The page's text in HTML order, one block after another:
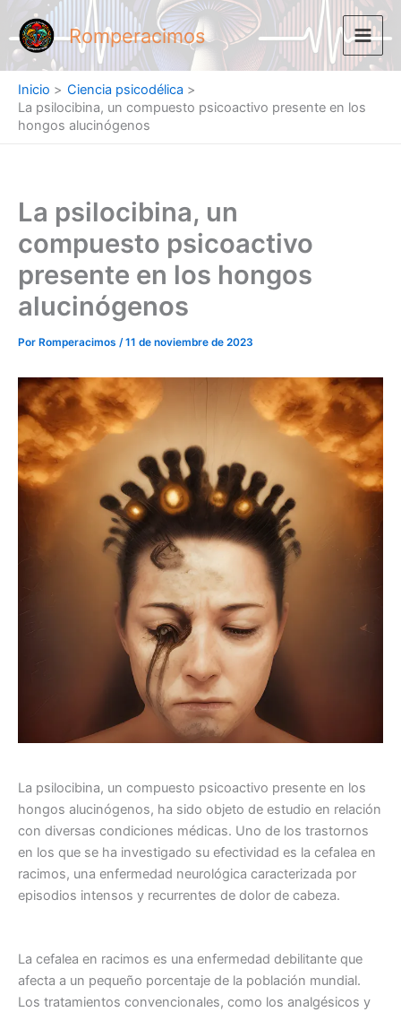
contenido
Romperacimos
Inicio
Ciencia psicodélica
La psilocibina, un compuesto psicoactivo presente en los
hongos alucinógenos
La psilocibina, un
compuesto psicoactivo
presente en los hongos
alucinógenos
Por Romperacimos /11 de noviembre de 2023
La psilocibina, un compuesto psicoactivo presente en los
hongos alucinógenos, ha sido objeto de estudio en relación
con diversas condiciones médicas. Uno de los trastornos
en los que se ha investigado su efectividad es la cefalea en
racimos, una enfermedad neurológica caracterizada por
episodios intensos y recurrentes de dolor de cabeza.
La cefalea en racimos es una enfermedad debilitante que
afecta a un pequeño porcentaje de la población mundial.
Los tratamientos convencionales, como los analgésicos y